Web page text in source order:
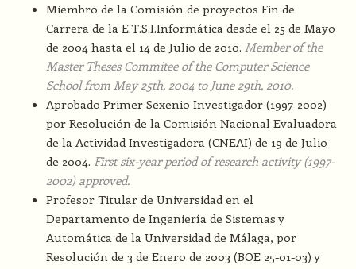
Miembro de la Comisión de proyectos Fin de
Carrera de la E.T.S.I.Informática desde el 25 de Mayo
de 2004 hasta el 14 de Julio de 2010. Member of the
Master Theses Commitee of the Computer Science
School from May 25th, 2004 to June 29th, 2010.
Aprobado Primer Sexenio Investigador (1997-2002)
por Resolución de la Comisión Nacional Evaluadora
de la Actividad Investigadora (CNEAI) de 19 de Julio
de 2004. First six-year period of research activity (1997-
2002) approved.
Profesor Titular de Universidad en el
Departamento de Ingeniería de Sistemas y
Automática de la Universidad de Málaga, por
Resolución de 3 de Enero de 2003 (BOE 25-01-03) y